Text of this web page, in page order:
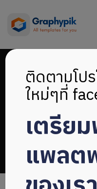
ปกแนวสร้
ติดตามโป
ใหม่ๆที่
เตรีย
แพลต